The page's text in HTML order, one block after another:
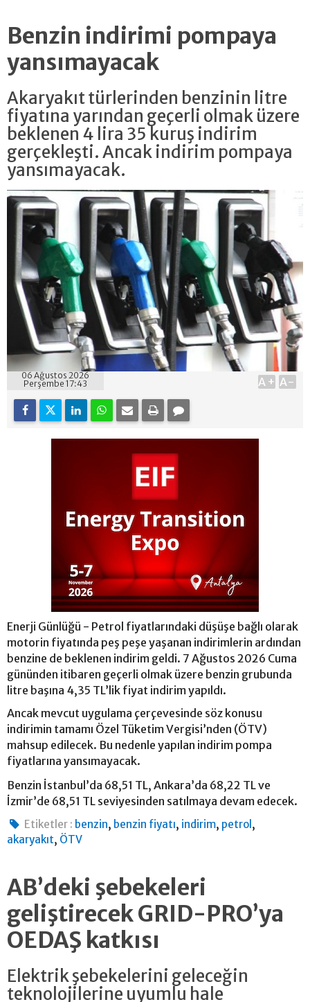
Benzin indirimi pompaya
yansımayacak
Akaryakıt türlerinden benzinin litre
fiyatına yarından geçerli olmak üzere
beklenen 4 lira 35 kuruş indirim
gerçekleşti. Ancak indirim pompaya
yansımayacak.
06 Ağustos 2026
Perşembe 17:43
A+ A-
Enerji Günlüğü - Petrol fiyatlarındaki düşüşe bağlı olarak
motorin fiyatında peş peşe yaşanan indirimlerin ardından
benzine de beklenen indirim geldi. 7 Ağustos 2026 Cuma
gününden itibaren geçerli olmak üzere benzin grubunda
litre başına 4,35 TL’lik fiyat indirim yapıldı.
Ancak mevcut uygulama çerçevesinde söz konusu
indirimin tamamı Özel Tüketim Vergisi’nden (ÖTV)
mahsup edilecek. Bu nedenle yapılan indirim pompa
fiyatlarına yansımayacak.
Benzin İstanbul’da 68,51 TL, Ankara’da 68,22 TL ve
İzmir’de 68,51 TL seviyesinden satılmaya devam edecek.
Etiketler : benzin, benzin fiyatı, indirim, petrol ,
akaryakıt, ÖTV
AB’deki şebekeleri
geliştirecek GRID-PRO’ya
OEDAŞ katkısı
Elektrik şebekelerini geleceğin
teknolojilerine uyumlu hale